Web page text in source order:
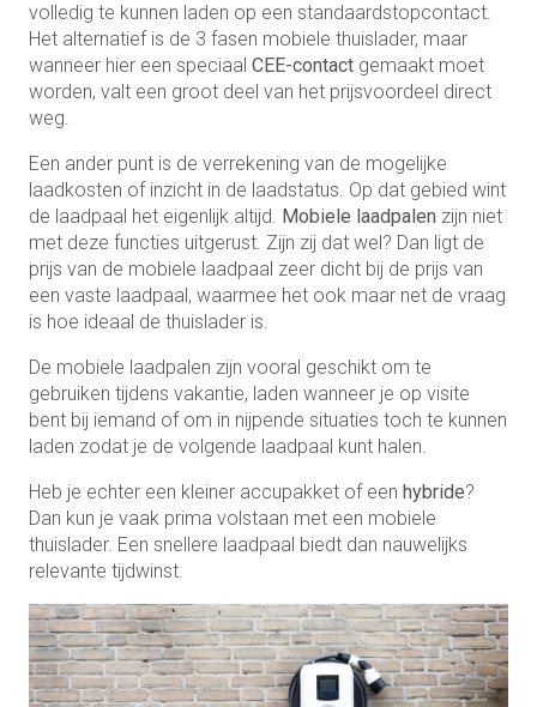
volledig te kunnen laden op een standaardstopcontact.
Het alternatief is de 3 fasen mobiele thuislader, maar
wanneer hier een speciaal CEE-contact gemaakt moet
worden, valt een groot deel van het prijsvoordeel direct
weg.
Een ander punt is de verrekening van de mogelijke
laadkosten of inzicht in de laadstatus. Op dat gebied wint
de laadpaal het eigenlijk altijd. Mobiele laadpalen zijn niet
met deze functies uitgerust. Zijn zij dat wel? Dan ligt de
prijs van de mobiele laadpaal zeer dicht bij de prijs van
een vaste laadpaal, waarmee het ook maar net de vraag
is hoe ideaal de thuislader is.
De mobiele laadpalen zijn vooral geschikt om te
gebruiken tijdens vakantie, laden wanneer je op visite
bent bij iemand of om in nijpende situaties toch te kunnen
laden zodat je de volgende laadpaal kunt halen.
Heb je echter een kleiner accupakket of een hybride?
Dan kun je vaak prima volstaan met een mobiele
thuislader. Een snellere laadpaal biedt dan nauwelijks
relevante tijdwinst.